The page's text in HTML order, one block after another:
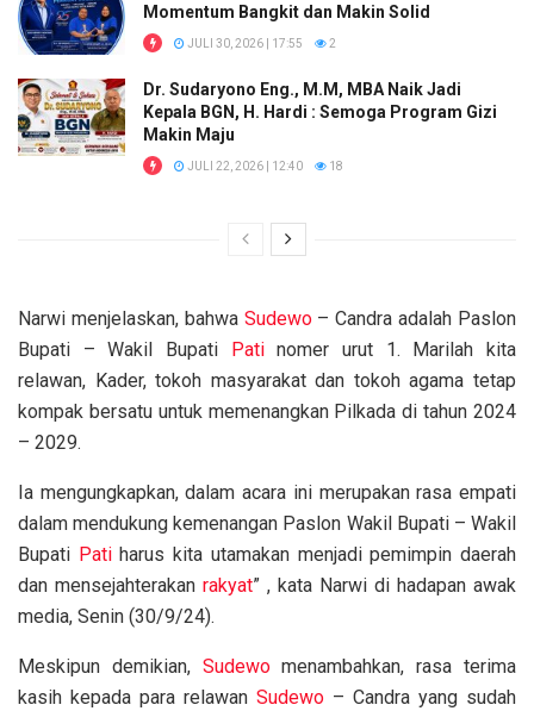
Momentum Bangkit dan Makin Solid
JULI 30, 2026 | 17:55 2
Dr. Sudaryono Eng., M.M, MBA Naik Jadi
Kepala BGN, H. Hardi : Semoga Program Gizi
Makin Maju
JULI 22, 2026 | 12:40 18
Narwi menjelaskan, bahwa Sudewo– Candra adalah Paslon
Bupati – Wakil Bupati
Patinomer urut 1. Marilah kita
relawan, Kader, tokoh masyarakat dan tokoh agama tetap
kompak bersatu untuk memenangkan Pilkada di tahun 2024
– 2029.
Ia mengungkapkan, dalam acara ini merupakan rasa empati
dalam mendukung kemenangan Paslon Wakil Bupati – Wakil
Bupati Patiharus kita utamakan menjadi pemimpin daerah
dan mensejahterakan rakyat” , kata Narwi di hadapan awak
media, Senin (30/9/24).
Meskipun demikian, Sudewomenambahkan, rasa terima
kasih kepada para relawan Sudewo – Candra yang sudah